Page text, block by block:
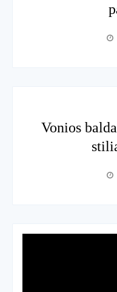
Vonios